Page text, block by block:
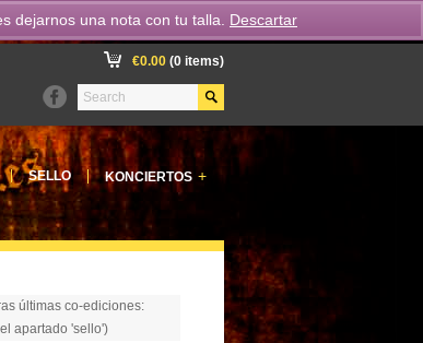
€0.00 (0 items)
SELLO KONCIERTOS +
últimas co-ediciones:
apartado 'sello')
dejarnos una nota con tu talla. Descartar